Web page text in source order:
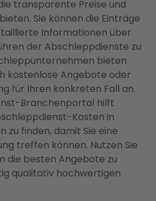
transparente Preise und
Sie können die Einträge
Informationen über
der Abschleppdienste zu
bieten
kostenlose Angebote oder
für Ihren konkreten Fall an.
Branchenportal hilft
Kosten in
zu finden, damit Sie eine
treffen können. Nutzen Sie
die besten Angebote zu
qualitativ hochwertigen